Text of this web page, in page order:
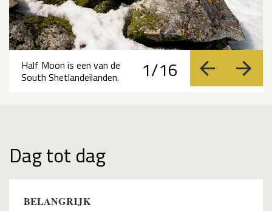
1/16 vorige
Half Moon is een van de
South Shetlandeilanden.
Dag tot dag
BELANGRIJK